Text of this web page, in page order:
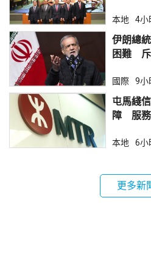
本地 4小
伊朗總
困難 斥
國際 9小
屯馬綫
障 服務
本地 6小
更多新